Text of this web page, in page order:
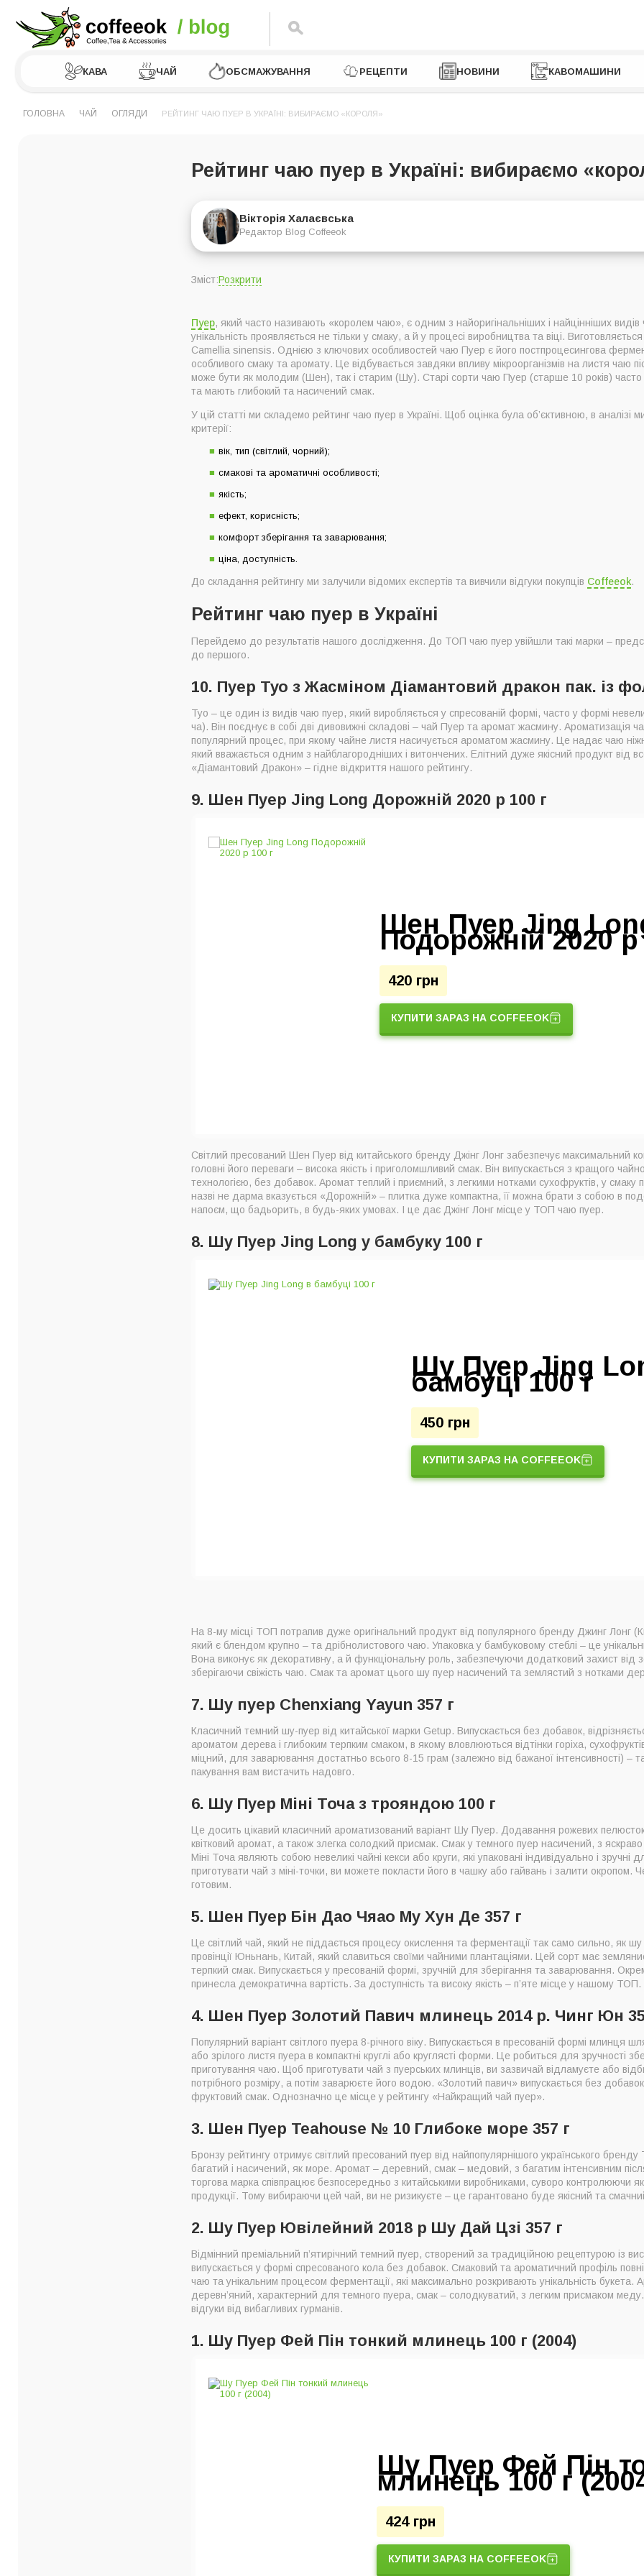
КАВА ЧАЙ ОБСМАЖУВАННЯ РЕЦЕПТИ НОВИНИ КАВОМАШИНИ
ГОЛОВНА ЧАЙ ОГЛЯДИ РЕЙТИНГ ЧАЮ ПУЕР В УКРАЇНІ: ВИБИРАЄМО «КОРОЛЯ»
Рейтинг чаю пуер в Україні: вибираємо
Вікторія Халаєвська
Редактор Blog Coffeeok
Зміст:Розкрити
10. Пуер Туо з Жасміном Діамантовий дракон пак. із фольги 100 г
9. Шен Пуер Jing Long Дорожній 2020 р 100 г
8. Шу Пуер Jing Long у бамбуку 100 г
7. Шу пуер Chenxiang Yayun 357 г
6. Шу Пуер Міні Точа з трояндою 100 г
5. Шен Пуер Бін Дао Чяао Му Хун Де 357 г
4. Шен Пуер Золотий Павич млинець 2014 р. Чинг Юн 357 г
3. Шен Пуер Teahouse № 10 Глибоке море 357 г
2. Шу Пуер Ювілейний 2018 р Шу Дай Цзі 357 г
1. Шу Пуер Фей Пін тонкий млинець 100 г (2004)
Пуер, який часто називають «королем чаю», є одним з найоригінальніших і найцінніших видів
унікальність проявляється не тільки у смаку, а й у процесі виробництва та віці.
Camellia sinensis. Однією з ключових особливостей чаю Пуер є його постпроцесингова
особливого смаку та аромату. Це відбувається завдяки впливу мікроорганізмів на листя чаю
може бути як молодим (Шен), так і старим (Шу). Старі сорти чаю Пуер (старше 10 років)
та мають глибокий та насичений смак.
У цій статті ми складемо рейтинг чаю пуер в Україні. Щоб оцінка була об’єктивною, в аналізі ми
критерії:
вік, тип (світлий, чорний);
смакові та ароматичні особливості;
якість;
ефект, корисність;
комфорт зберігання та заварювання;
ціна, доступність.
До складання рейтингу ми залучили відомих експертів та вивчили відгуки покупців Coffeeok.
Рейтинг чаю пуер в Україні
Перейдемо до результатів нашого дослідження. До ТОП чаю пуер увійшли такі марки –
до першого.
10. Пуер Туо з Жасміном Діамантовий дракон пак. із
Туо – це один із видів чаю пуер, який виробляється у спресованій формі, часто у формі
ча). Він поєднує в собі дві дивовижні складові – чай Пуер та аромат жасмину. Ароматизація
популярний процес, при якому чайне листя насичується ароматом жасмину. Це надає чаю
який вважається одним з найблагородніших і витончених. Елітний дуже якісний продукт від
«Діамантовий Дракон» – гідне відкриття нашого рейтингу.
9. Шен Пуер Jing Long Дорожній 2020 р 100 г
Шен Пуер Jing
Подорожній 2020 р
420 грн
КУПИТИ ЗАРАЗ НА COFFEEOK
Світлий пресований Шен Пуер від китайського бренду Джінг Лонг забезпечує максимальний
головні його переваги – висока якість і приголомшливий смак. Він випускається з кращого
технологією, без добавок. Аромат теплий і приємний, з легкими нотками сухофруктів, у смаку
назві не дарма вказується «Дорожній» – плитка дуже компактна, її можна брати з собою в
напоєм, що бадьорить, в будь-яких умовах. І це дає Джінг Лонг місце у ТОП чаю пуер.
8. Шу Пуер Jing Long у бамбуку 100 г
Шу Пуер Jing
бамбуці 100 г
450 грн
КУПИТИ ЗАРАЗ НА COFFEEOK
На 8-му місці ТОП потрапив дуже оригінальний продукт від популярного бренду Джинг Лонг
який є блендом крупно – та дрібнолистового чаю. Упаковка у бамбуковому стеблі – це
Вона виконує як декоративну, а й функціональну роль, забезпечуючи додатковий захист від
зберігаючи свіжість чаю. Смак та аромат цього шу пуер насичений та землястий з нотками
7. Шу пуер Chenxiang Yayun 357 г
Класичний темний шу-пуер від китайської марки Getup. Випускається без добавок,
ароматом дерева і глибоким терпким смаком, в якому вловлюються відтінки горіха,
міцний, для заварювання достатньо всього 8-15 грам (залежно від бажаної інтенсивності) –
пакування вам вистачить надовго.
6. Шу Пуер Міні Точа з трояндою 100 г
Це досить цікавий класичний ароматизований варіант Шу Пуер. Додавання рожевих
квітковий аромат, а також злегка солодкий присмак. Смак у темного пуер насичений, з
Міні Точа являють собою невеликі чайні кекси або круги, які упаковані індивідуально і
приготувати чай з міні-точки, ви можете покласти його в чашку або гайвань і залити окропом.
готовим.
5. Шен Пуер Бін Дао Чяао Му Хун Де 357 г
Це світлий чай, який не піддається процесу окислення та ферментації так само сильно, як
провінції Юньнань, Китай, який славиться своїми чайними плантаціями. Цей сорт має
терпкий смак. Випускається у пресованій формі, зручній для зберігання та заварювання.
принесла демократична вартість. За доступність та високу якість – п’яте місце у нашому ТОП.
4. Шен Пуер Золотий Павич млинець 2014 р. Чинг Юн
Популярний варіант світлого пуера 8-річного віку. Випускається в пресованій формі млинця
або зрілого листя пуера в компактні круглі або круглясті форми. Це робиться для зручності
приготування чаю. Щоб приготувати чай з пуерських млинців, ви зазвичай відламуєте або
потрібного розміру, а потім заварюєте його водою. «Золотий павич» випускається без
фруктовий смак. Однозначно це місце у рейтингу «Найкращий чай пуер».
3. Шен Пуер Teahouse № 10 Глибоке море 357 г
Бронзу рейтингу отримує світлий пресований пуер від найпопулярнішого українського
багатий і насичений, як море. Аромат – деревний, смак – медовий, з багатим інтенсивним
торгова марка співпрацює безпосередньо з китайськими виробниками, суворо контролюючи
продукції. Тому вибираючи цей чай, ви не ризикуєте – це гарантовано буде якісний та
2. Шу Пуер Ювілейний 2018 р Шу Дай Цзі 357 г
Відмінний преміальний п’ятирічний темний пуер, створений за традиційною рецептурою із
випускається у формі спресованого кола без добавок. Смаковий та ароматичний профіль
чаю та унікальним процесом ферментації, які максимально розкривають унікальність букета.
деревн’яний, характерний для темного пуера, смак – солодкуватий, з легким присмаком
відгуки від вибагливих гурманів.
1. Шу Пуер Фей Пін тонкий млинець 100 г (2004)
Шу Пуер Фей Пін
млинець 100 г
424 грн
КУПИТИ ЗАРАЗ НА COFFEEOK